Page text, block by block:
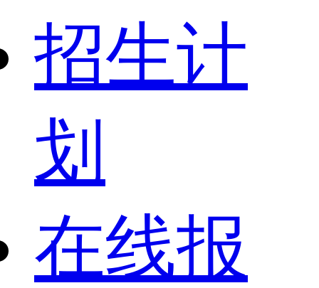
招生计
划
在线报